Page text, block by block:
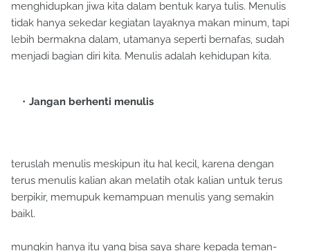
menghidupkan jiwa kita dalam bentuk karya tulis. Menulis
tidak hanya sekedar kegiatan layaknya makan minum, tapi
lebih bermakna dalam, utamanya seperti bernafas, sudah
menjadi bagian diri kita. Menulis adalah kehidupan kita.
Jangan berhenti menulis
teruslah menulis meskipun itu hal kecil, karena dengan
terus menulis kalian akan melatih otak kalian untuk terus
berpikir, memupuk kemampuan menulis yang semakin
baikl.
mungkin hanya itu yang bisa saya share kepada teman-